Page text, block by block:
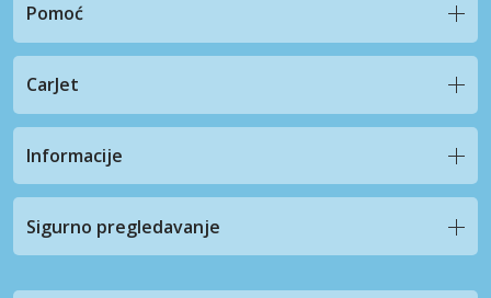
Pomoć
CarJet
Informacije
Sigurno pregledavanje